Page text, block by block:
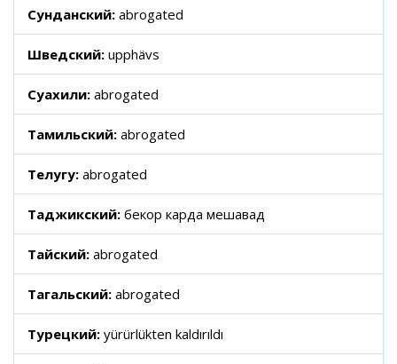
Сунданский: abrogated
Шведский: upphävs
Суахили: abrogated
Тамильский: abrogated
Телугу: abrogated
Таджикский: бекор карда мешавад
Тайский: abrogated
Тагальский: abrogated
Турецкий: yürürlükten kaldırıldı